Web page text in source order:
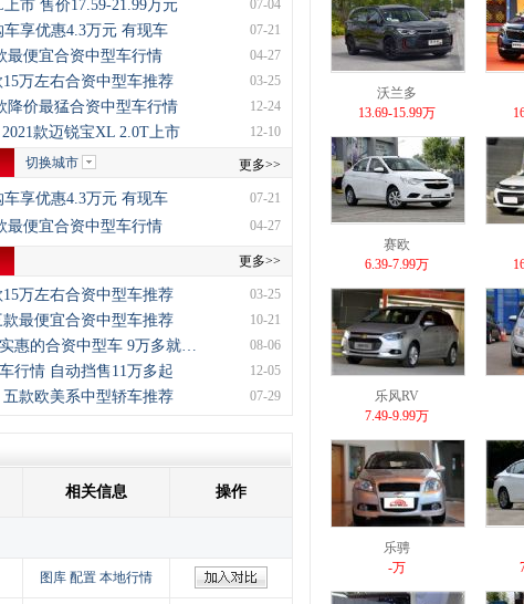
市 售价17.59-21.99万元 07-04
享优惠4.3万元 有现车 07-21
最便宜合资中型车行情 04-27
万左右合资中型车推荐 03-25
降价最猛合资中型车行情 12-24
款迈锐宝XL 2.0T上市 12-10
切换城市 更多>>
享优惠4.3万元 有现车 07-21
最便宜合资中型车行情 04-27
更多>>
万左右合资中型车推荐 03-25
最便宜合资中型车推荐 10-21
惠的合资中型车 9万多就… 08-06
行情 自动挡售11万多起 12-05
款欧美系中型轿车推荐 07-29
相关信息 操作
图库 配置 本地行情
沃兰多
13.69-15.99万
赛欧
6.39-7.99万
乐风RV
7.49-9.99万
乐骋
-万